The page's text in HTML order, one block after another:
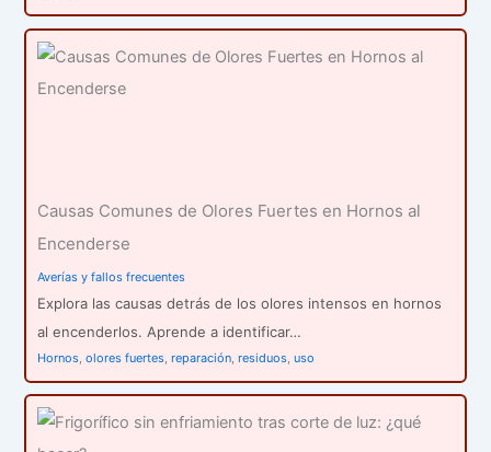
Causas Comunes de Olores Fuertes en Hornos al
Encenderse
Averías y fallos frecuentes
Explora las causas detrás de los olores intensos en hornos
al encenderlos. Aprende a identificar…
Hornos ,olores fuertes ,reparación ,residuos ,uso